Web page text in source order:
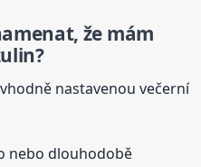
že mám
nastavenou večerní
nebo dlouhodobě